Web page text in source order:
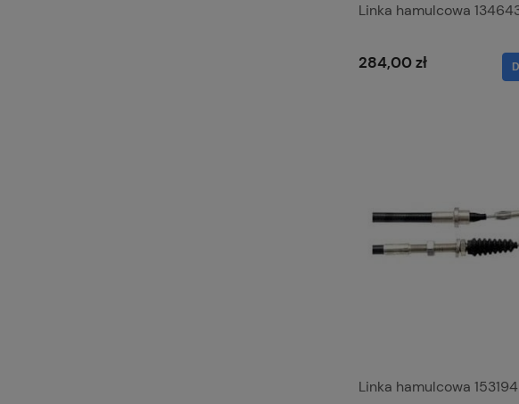
Linka hamulcowa
284,00 zł
Linka hamulcowa